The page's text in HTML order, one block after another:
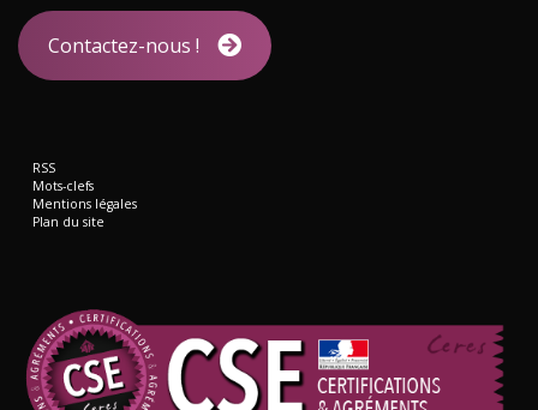
Contactez-nous !
RSS
Mots-clefs
Mentions légales
Plan du site